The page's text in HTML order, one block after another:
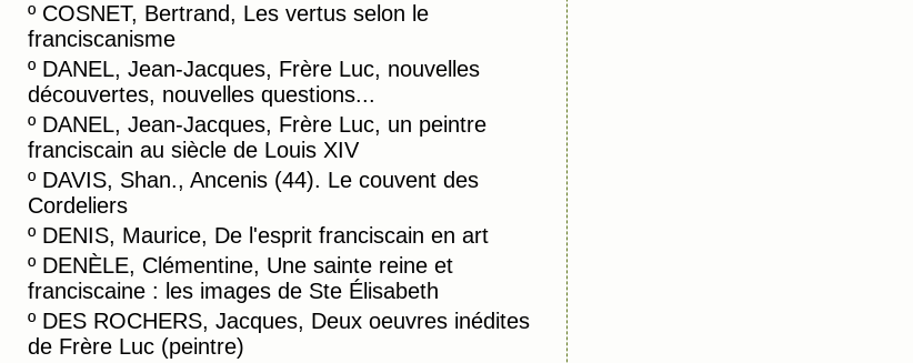
º COSNET, Bertrand, Les vertus selon le
franciscanisme
º DANEL, Jean-Jacques, Frère Luc, nouvelles
découvertes, nouvelles questions...
º DANEL, Jean-Jacques, Frère Luc, un peintre
franciscain au siècle de Louis XIV
º DAVIS, Shan., Ancenis (44). Le couvent des
Cordeliers
º DENIS, Maurice, De l'esprit franciscain en art
º DENÈLE, Clémentine, Une sainte reine et
franciscaine : les images de Ste Élisabeth
º DES ROCHERS, Jacques, Deux oeuvres inédites
de Frère Luc (peintre)